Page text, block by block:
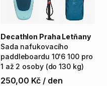
Sada nafukovacího
paddleboardu 10'6 100 pro
1 až 2 osoby (do 130 kg)
Decathlon Praha Letňany
250,00 Kč / den